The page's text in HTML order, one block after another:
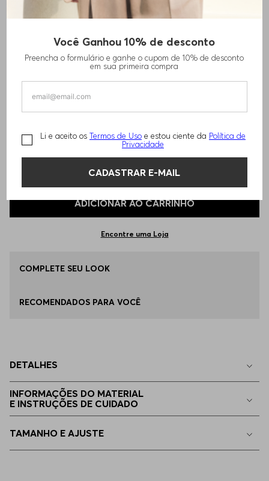
Você Ganhou 10% de desconto
Preencha o formulário e ganhe o cupom de 10% de desconto
em sua primeira compra
Li e aceito os Termos de Uso e estou ciente da Política de
Privacidade
CADASTRAR E-MAIL
CAMISA DE AJUSTE SLIM EM JERSEY PIQUÉ
DE ALGODÃO
R$ 1.310,00
TAMANHO -41 Informações do Tamanho
42
45
39 Indisponível
40 Indisponível
ADICIONAR AO CARRINHO
Encontre uma Loja
COMPLETE SEU LOOK
RECOMENDADOS PARA VOCÊ
DETALHES
INFORMAÇÕES DO MATERIAL
E INSTRUÇÕES DE CUIDADO
TAMANHO E AJUSTE